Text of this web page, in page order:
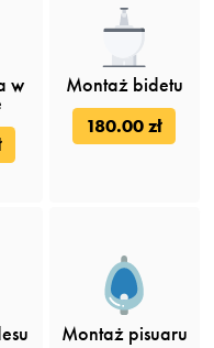
w Montaż bidetu
180.00 zł
Montaż pisuaru